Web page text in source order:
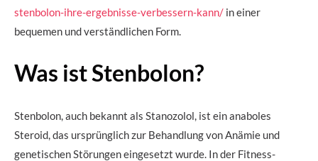
stenbolon-ihre-ergebnisse-verbessern-kann/ in einer
bequemen und verständlichen Form.
Was ist Stenbolon?
Stenbolon, auch bekannt als Stanozolol, ist ein anaboles
Steroid, das ursprünglich zur Behandlung von Anämie und
genetischen Störungen eingesetzt wurde. In der Fitness-